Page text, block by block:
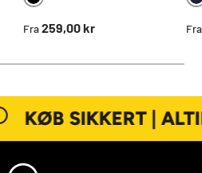
BLACK
Normal pris
Fra259,00 kr Fra
KØB SIKKERT |